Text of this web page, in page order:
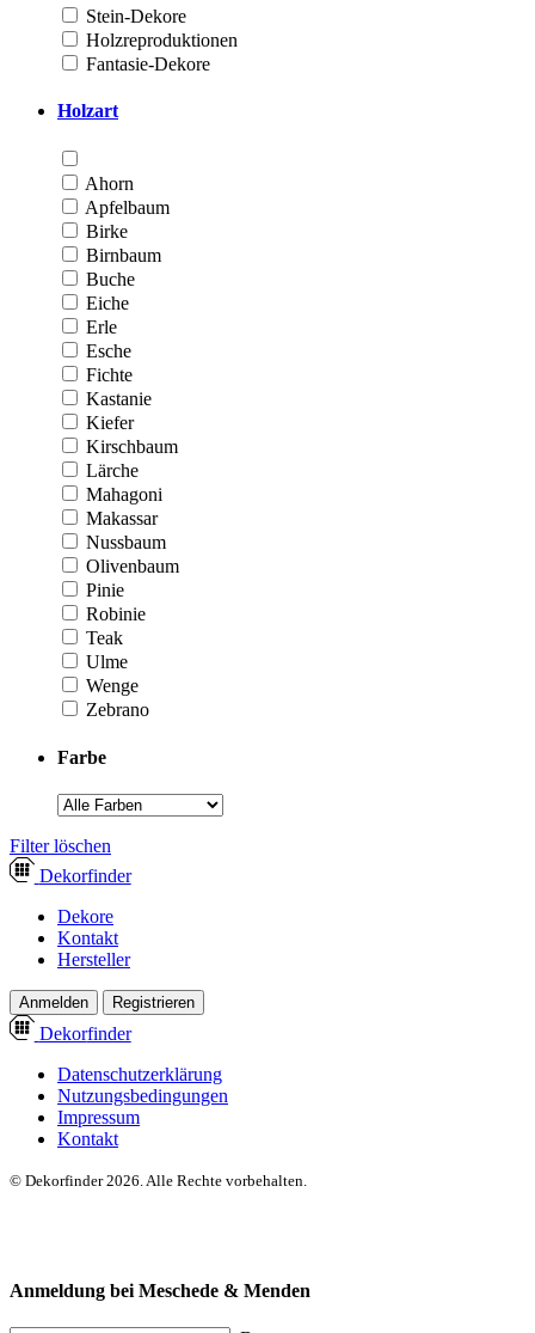
Stein-Dekore
Holzreproduktionen
Fantasie-Dekore
Holzart
Ahorn
Apfelbaum
Birke
Birnbaum
Buche
Eiche
Erle
Esche
Fichte
Kastanie
Kiefer
Kirschbaum
Lärche
Mahagoni
Makassar
Nussbaum
Olivenbaum
Pinie
Robinie
Teak
Ulme
Wenge
Zebrano
Farbe
­Filter löschen
Dekorfinder
Dekore
Kontakt
Hersteller
Anmelden Registrieren
Dekorfinder
Datenschutzerklärung
Nutzungsbedingungen
Impressum
Kontakt
© Dekorfinder 2026. Alle Rechte vorbehalten.
Anmeldung bei Meschede & Menden